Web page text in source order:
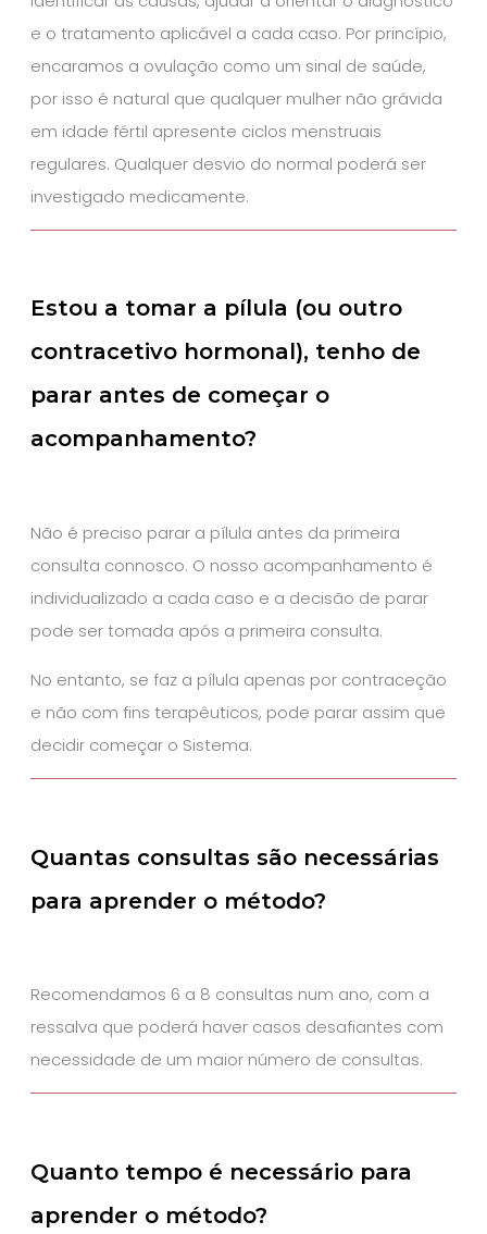
e o tratamento aplicável a cada caso. Por princípio,
encaramos a ovulação como um sinal de saúde,
por isso é natural que qualquer mulher não grávida
em idade fértil apresente ciclos menstruais
regulares. Qualquer desvio do normal poderá ser
investigado medicamente.
Estou a tomar a pílula (ou outro
contracetivo hormonal), tenho de
parar antes de começar o
acompanhamento?
Não é preciso parar a pílula antes da primeira
consulta connosco. O nosso acompanhamento é
individualizado a cada caso e a decisão de parar
pode ser tomada após a primeira consulta.
No entanto, se faz a pílula apenas por contraceção
e não com fins terapêuticos, pode parar assim que
decidir começar o Sistema.
Quantas consultas são necessárias
para aprender o método?
Recomendamos 6 a 8 consultas num ano, com a
ressalva que poderá haver casos desafiantes com
necessidade de um maior número de consultas.
Quanto tempo é necessário para
aprender o método?